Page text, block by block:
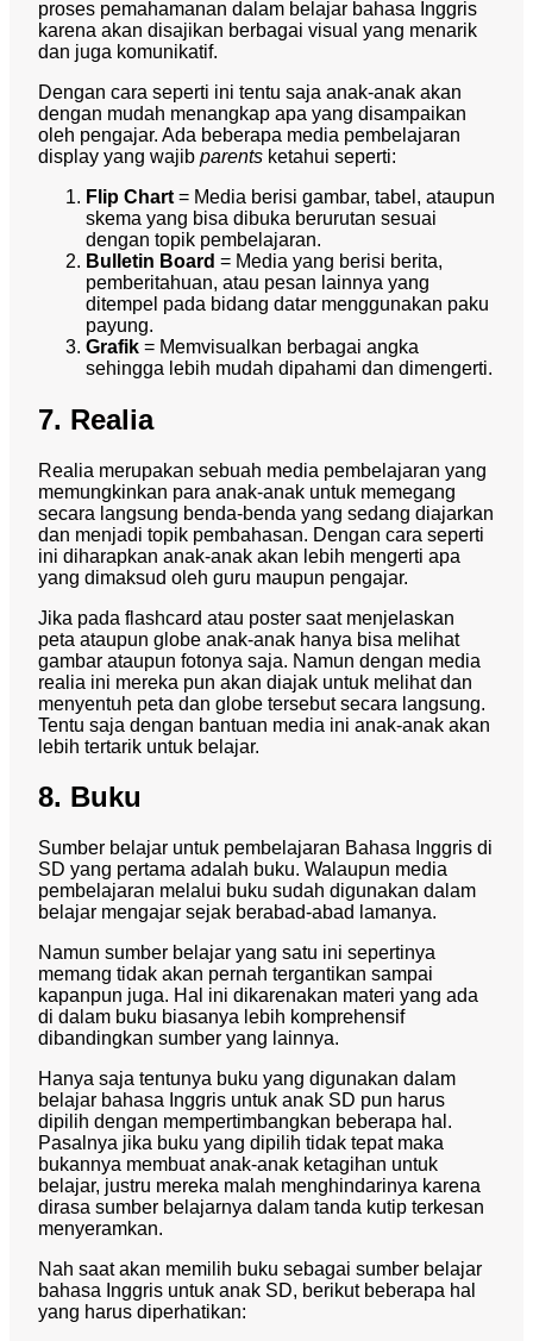
proses pemahamanan dalam belajar bahasa Inggris
karena akan disajikan berbagai visual yang menarik
dan juga komunikatif.
Dengan cara seperti ini tentu saja anak-anak akan
dengan mudah menangkap apa yang disampaikan
oleh pengajar. Ada beberapa media pembelajaran
display yang wajib parents ketahui seperti:
Flip Chart = Media berisi gambar, tabel, ataupun
skema yang bisa dibuka berurutan sesuai
dengan topik pembelajaran.
Bulletin Board = Media yang berisi berita,
pemberitahuan, atau pesan lainnya yang
ditempel pada bidang datar menggunakan paku
payung.
Grafik = Memvisualkan berbagai angka
sehingga lebih mudah dipahami dan dimengerti.
7. Realia
Realia merupakan sebuah media pembelajaran yang
memungkinkan para anak-anak untuk memegang
secara langsung benda-benda yang sedang diajarkan
dan menjadi topik pembahasan. Dengan cara seperti
ini diharapkan anak-anak akan lebih mengerti apa
yang dimaksud oleh guru maupun pengajar.
Jika pada flashcard atau poster saat menjelaskan
peta ataupun globe anak-anak hanya bisa melihat
gambar ataupun fotonya saja. Namun dengan media
realia ini mereka pun akan diajak untuk melihat dan
menyentuh peta dan globe tersebut secara langsung.
Tentu saja dengan bantuan media ini anak-anak akan
lebih tertarik untuk belajar.
8. Buku
Sumber belajar untuk pembelajaran Bahasa Inggris di
SD yang pertama adalah buku. Walaupun media
pembelajaran melalui buku sudah digunakan dalam
belajar mengajar sejak berabad-abad lamanya.
Namun sumber belajar yang satu ini sepertinya
memang tidak akan pernah tergantikan sampai
kapanpun juga. Hal ini dikarenakan materi yang ada
di dalam buku biasanya lebih komprehensif
dibandingkan sumber yang lainnya.
Hanya saja tentunya buku yang digunakan dalam
belajar bahasa Inggris untuk anak SD pun harus
dipilih dengan mempertimbangkan beberapa hal.
Pasalnya jika buku yang dipilih tidak tepat maka
bukannya membuat anak-anak ketagihan untuk
belajar, justru mereka malah menghindarinya karena
dirasa sumber belajarnya dalam tanda kutip terkesan
menyeramkan.
Nah saat akan memilih buku sebagai sumber belajar
bahasa Inggris untuk anak SD, berikut beberapa hal
yang harus diperhatikan: